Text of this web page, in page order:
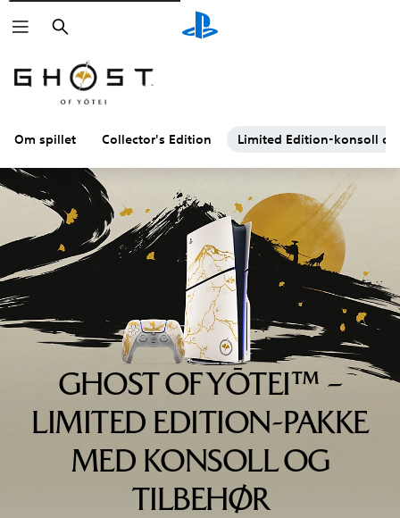
Søk
Om spillet Collector's Edition Limited Edition-konsoll
GHOST OF YŌTEI™ –
LIMITED EDITION-PAKKE
MED KONSOLL OG
TILBEHØR